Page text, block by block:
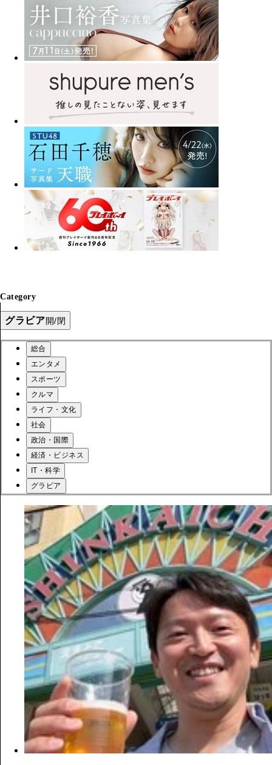
Category
グラビア開/閉
総合
エンタメ
スポーツ
クルマ
ライフ・文化
社会
政治・国際
経済・ビジネス
IT・科学
グラビア